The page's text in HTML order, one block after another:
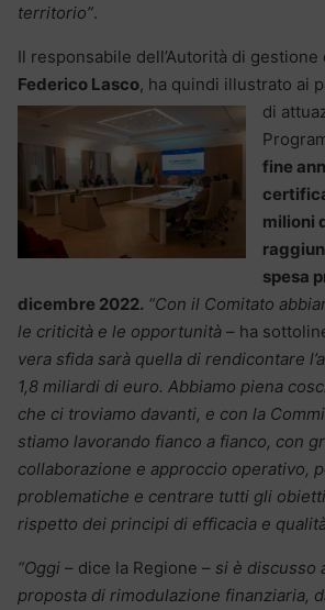
territorio”.
Il responsabile dell’Autorità di gestione
Federico Lasco, ha quindi illustrato ai
di
fine
milioni
spesa
dicembre 2022. “Con il Comitato
le criticità e le opportunità – ha
vera sfida sarà quella di rendicontare
1,8 miliardi di euro. Abbiamo piena
che ci troviamo davanti, e con la
stiamo lavorando fianco a fianco, con
collaborazione e approccio operativo,
problematiche e centrare tutti gli
rispetto dei principi di efficacia e
“Oggi – dice la Regione – si è discusso
proposta di rimodulazione finanziaria,